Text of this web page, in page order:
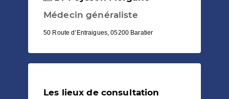
Médecin généraliste
50 Route d’Entraigues, 05200 Baratier
Les lieux de consultation